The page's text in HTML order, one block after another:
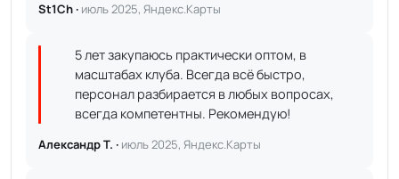
St1Ch · июль 2025, Яндекс.Карты
5 лет закупаюсь практически оптом, в
масштабах клуба. Всегда всё быстро,
персонал разбирается в любых вопросах,
всегда компетентны. Рекомендую!
Александр Т. · июль 2025, Яндекс.Карты